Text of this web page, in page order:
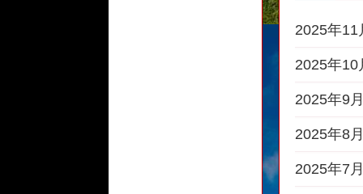
2025年11
2025年10
2025年9月
2025年8月
2025年7月